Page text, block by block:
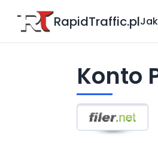
RapidTraffic.pl
Konto